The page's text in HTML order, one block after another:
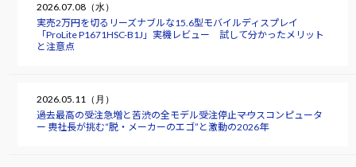
2026.07.08（水）
実売2万円を切るリーズナブルな15.6型モバイルディスプレイ
「ProLite P1671HSC-B1J」実機レビュー 試して分かったメリット
と注意点
2026.05.11（月）
過去最高の受注急増と苦渋の全モデル受注停止――マウスコンピュータ
ー 軣社長が挑む“脱・メーカーのエゴ”と激動の2026年